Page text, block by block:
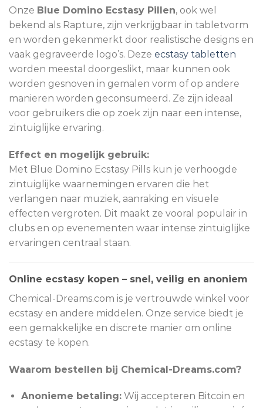
Onze Blue Domino Ecstasy Pillen, ook wel
bekend als Rapture, zijn verkrijgbaar in tabletvorm
en worden gekenmerkt door realistische designs en
vaak gegraveerde logo’s. Deze ecstasy tabletten
worden meestal doorgeslikt, maar kunnen ook
worden gesnoven in gemalen vorm of op andere
manieren worden geconsumeerd. Ze zijn ideaal
voor gebruikers die op zoek zijn naar een intense,
zintuiglijke ervaring.
Effect en mogelijk gebruik:
Met Blue Domino Ecstasy Pills kun je verhoogde
zintuiglijke waarnemingen ervaren die het
verlangen naar muziek, aanraking en visuele
effecten vergroten. Dit maakt ze vooral populair in
clubs en op evenementen waar intense zintuiglijke
ervaringen centraal staan.
Online ecstasy kopen – snel, veilig en anoniem
Chemical-Dreams.com is je vertrouwde winkel voor
ecstasy en andere middelen. Onze service biedt je
een gemakkelijke en discrete manier om online
ecstasy te kopen.
Waarom bestellen bij Chemical-Dreams.com?
Anonieme betaling:Wij accepteren Bitcoin en